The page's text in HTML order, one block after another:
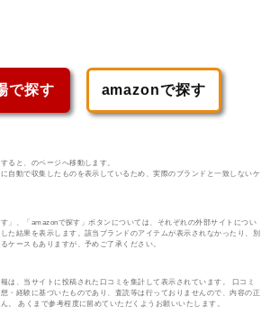
で探す amazonで探す
ると、のページへ移動します。
自動で収集したものを表示しているため、実際のブランドと一致しないケ
」、「amazonで探す」ボタンについては、それぞれの外部サイトについ
た結果を表示します。該当ブランドのアイテムが表示されなかったり、別
ケースもありますが、予めご了承ください。
は、当サイトに投稿された口コミを集計して表示されています。 口コミ
・経験に基づいたものであり、査読等は行っておりませんので、内容の正
。 あくまで参考程度に留めていただくようお願いいたします。